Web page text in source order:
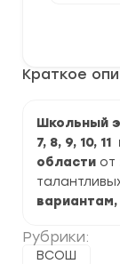
Краткое
Школьный
7, 8, 9, 10,
области от
Рубрики:
ВСОШ
Истории
г.
область